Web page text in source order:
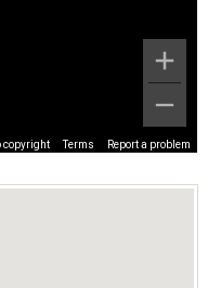
copyright Terms Report a problem